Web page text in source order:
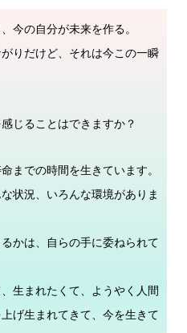
今の自分が未来を作る。
りだけど、それは今この一瞬
じることはできますか？
までの時間を生きています。
状況、いろんな環境がありま
かは、自らの手に委ねられて
生まれたくて、ようやく人間
げ生まれてきて、今を生きて